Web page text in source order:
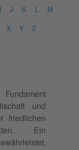
I J K L
M
X Y Z
und
friedlichen
Ein